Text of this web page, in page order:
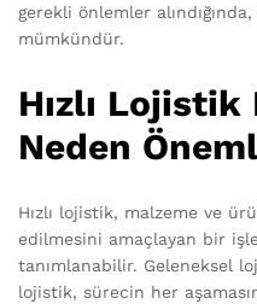
gerekli önlemler
mümkündür.
Hızlı
Neden
Hızlı lojistik, malzeme ve
edilmesini amaçlayan bir
tanımlanabilir. Geleneksel
lojistik, sürecin her